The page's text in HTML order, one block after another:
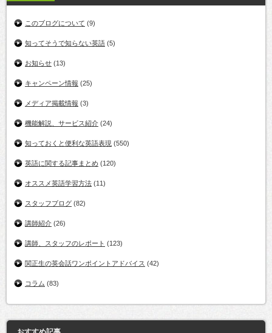
このブログについて (9)
知ってそうで知らない英語 (5)
お知らせ (13)
キャンペーン情報 (25)
メディア掲載情報 (3)
機能解説、サービス紹介 (24)
知っておくと便利な英語表現 (550)
英語に関する記事まとめ (120)
オススメ英語学習方法 (11)
スタッフブログ (82)
講師紹介 (26)
講師、スタッフのレポート (123)
関正生の英会話ワンポイントアドバイス (42)
コラム (83)